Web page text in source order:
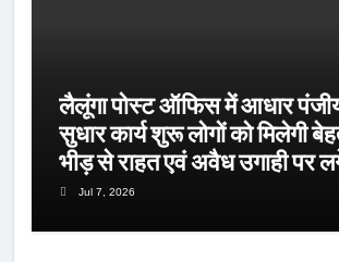
लैलूंगा पोस्ट ऑफिस में आधार
सुधार कार्य शुरू लोगों को मिलेगी
भीड़ से राहत एवं अवैध उगाही पर
Jul 7, 2026